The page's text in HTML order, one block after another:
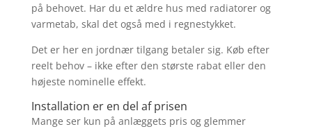
på behovet. Har du et ældre hus med radiatorer og
varmetab, skal det også med i regnestykket.
Det er her en jordnær tilgang betaler sig. Køb efter
reelt behov – ikke efter den største rabat eller den
højeste nominelle effekt.
Installation er en del af prisen
Mange ser kun på anlæggets pris og glemmer